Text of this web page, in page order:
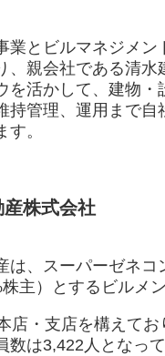
業とビルマネジメン
、親会社である清水
を活かして、建物・
持管理、運用まで自
。
株式会社
は、スーパーゼネコ
主）とするビルメン
店・支店を構えてお
数は3,422人となって